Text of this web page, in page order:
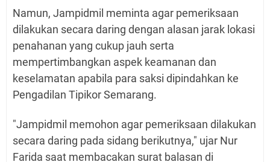
Namun, Jampidmil meminta agar pemeriksaan
dilakukan secara daring dengan alasan jarak lokasi
penahanan yang cukup jauh serta
mempertimbangkan aspek keamanan dan
keselamatan apabila para saksi dipindahkan ke
Pengadilan Tipikor Semarang.
"Jampidmil memohon agar pemeriksaan dilakukan
secara daring pada sidang berikutnya," ujar Nur
Farida saat membacakan surat balasan di